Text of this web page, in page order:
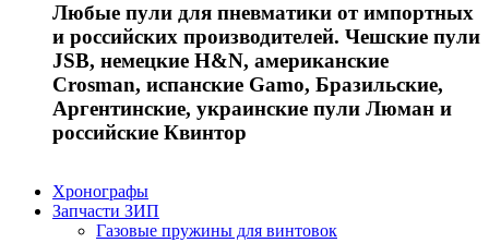
Любые пули для пневматики от импортных
и российских производителей. Чешские пули
JSB, немецкие H&N, американские
Crosman, испанские Gamo, Бразильские,
Аргентинские, украинские пули Люман и
российские Квинтор
Хронографы
Запчасти ЗИП
Газовые пружины для винтовок